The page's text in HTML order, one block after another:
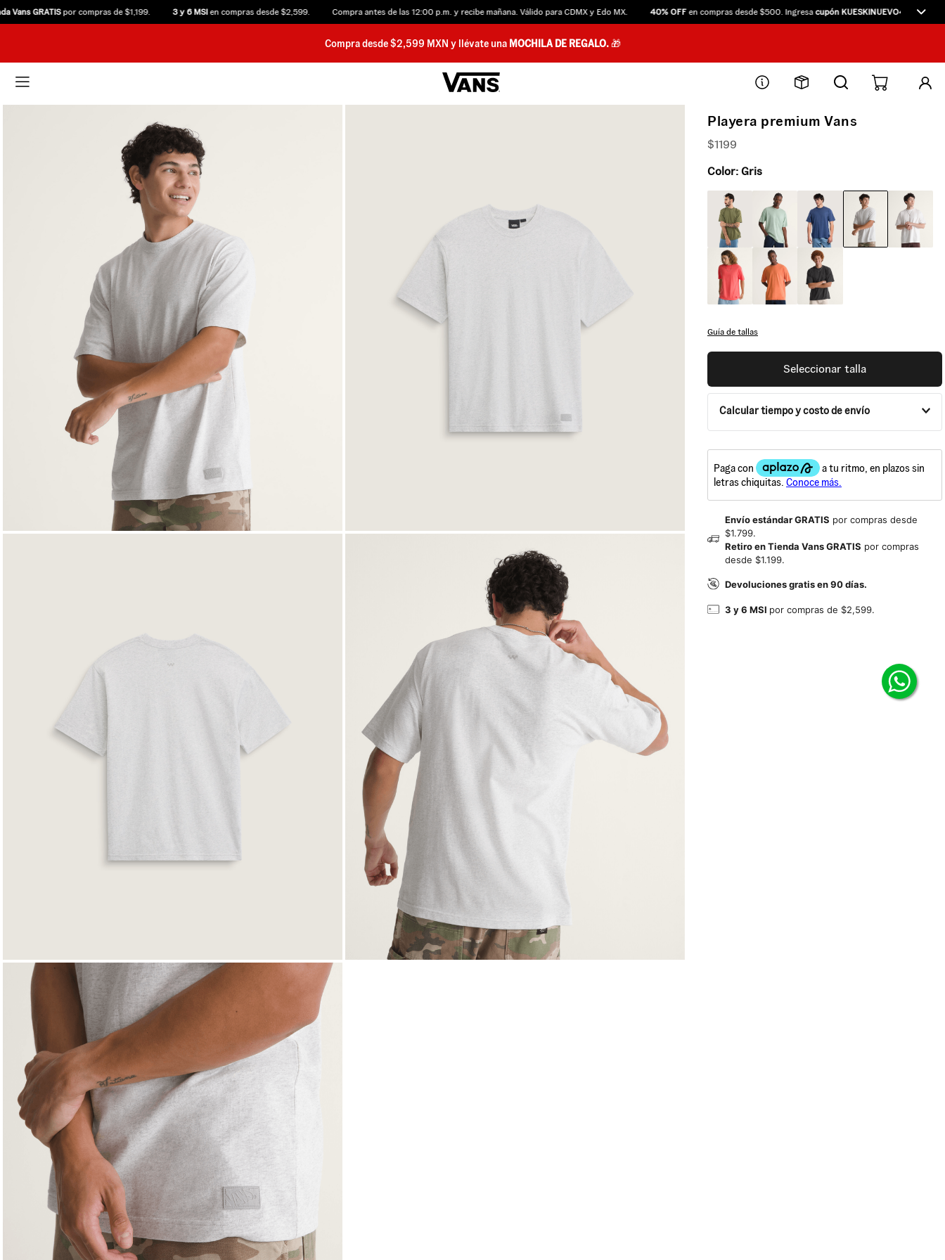
GRATISpor compras de $1,199. 3 y 6 MSIen compras desde $2,599. Compra antes de las 12:00 p.m. y recibe mañana. Válido para CDMX y Edo MX. 40% OFFen compras desde $500. Ingresacupón KUESKINUEVO40
Compra desde $2,599 MXN y llévate una MOCHILA DE REGALO.🎁
Playera premium Vans
$1199
Color:Gris
Guía de tallas
Seleccionar talla
Calcular tiempo y costo de envío
Envío estándar GRATIS por compras desde
$1.799.
Retiro en Tienda Vans GRATIS por compras
desde $1.199.
Devoluciones gratis en 90 días.
3 y 6 MSI por compras de $2,599.